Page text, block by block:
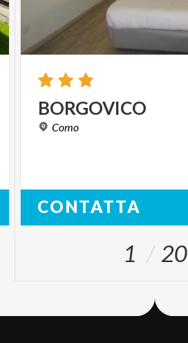
BORGOVICO
Como
CONTATTA
1 20